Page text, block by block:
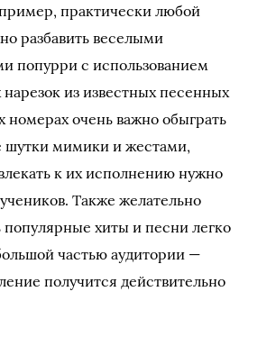
практически любой
разбавить веселыми
попурри с использованием
из известных песенных
номерах очень важно обыграть
шутки мимики и жестами,
к их исполнению нужно
Также желательно
популярные хиты и песни легко
частью аудитории —
получится действительно